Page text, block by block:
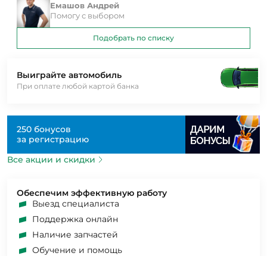
Выиграйте автомобиль
При оплате любой картой банка
250 бонусов
за регистрацию
Все акции и скидки
Обеспечим эффективную работу
Выезд специалиста
Поддержка онлайн
Наличие запчастей
Обучение и помощь
Емашов Андрей
Помогу с выбором
Подобрать по списку